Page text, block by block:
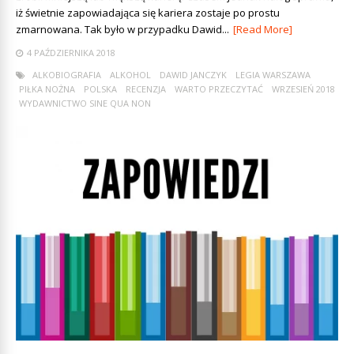
iż świetnie zapowiadająca się kariera zostaje po prostu
zmarnowana. Tak było w przypadku Dawid... [Read More]
4 PAŹDZIERNIKA 2018
ALKOBIOGRAFIA
ALKOHOL DAWID JANCZYK
LEGIA WARSZAWA
PIŁKA NOŻNA
POLSKA RECENZJA WARTO PRZECZYTAĆ
WRZESIEŃ 2018
WYDAWNICTWO SINE QUA NON